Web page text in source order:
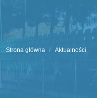
Strona główna Aktualności